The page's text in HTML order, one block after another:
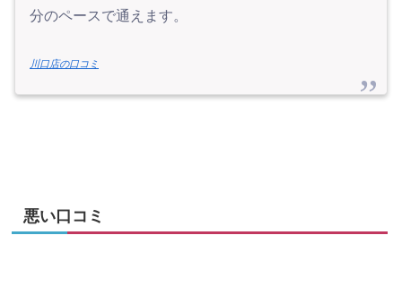
分のペースで通えます。
川口店の口コミ
悪い口コミ